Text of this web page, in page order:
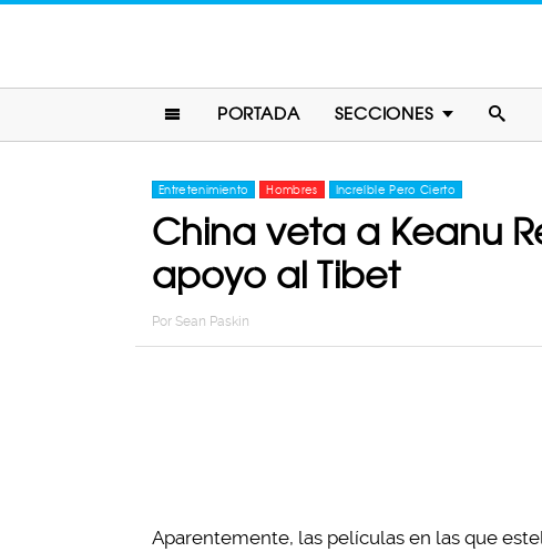
PORTADA SECCIONES
Entretenimiento Hombres Increíble Pero Cierto
China veta a Keanu
apoyo al Tibet
Por Sean Paskin
Aparentemente, las películas en las que